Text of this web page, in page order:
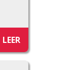
LEER